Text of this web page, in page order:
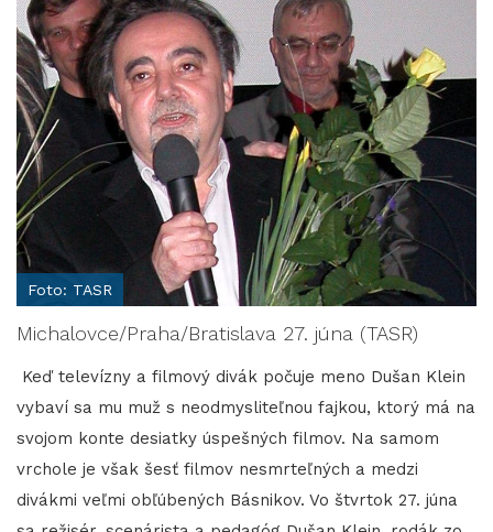
Foto: TASR
Michalovce/Praha/Bratislava 27. júna (TASR)
Keď televízny a filmový divák počuje meno Dušan Klein
vybaví sa mu muž s neodmysliteľnou fajkou, ktorý má na
svojom konte desiatky úspešných filmov. Na samom
vrchole je však šesť filmov nesmrteľných a medzi
divákmi veľmi obľúbených Básnikov. Vo štvrtok 27. júna